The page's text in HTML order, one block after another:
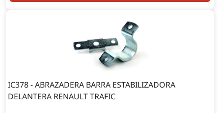
IC378 - ABRAZADERA BARRA ESTABILIZADORA
DELANTERA RENAULT TRAFIC